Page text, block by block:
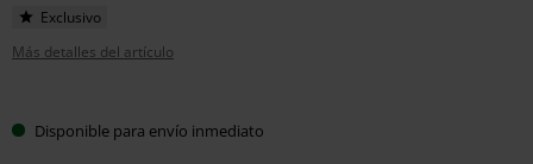
Exclusivo
Más detalles del artículo
tu Disponible para envío inmediato